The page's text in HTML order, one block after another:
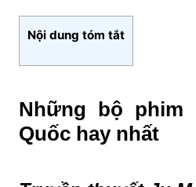
Nội dung tóm tắt
Những bộ phim
Quốc hay nhất